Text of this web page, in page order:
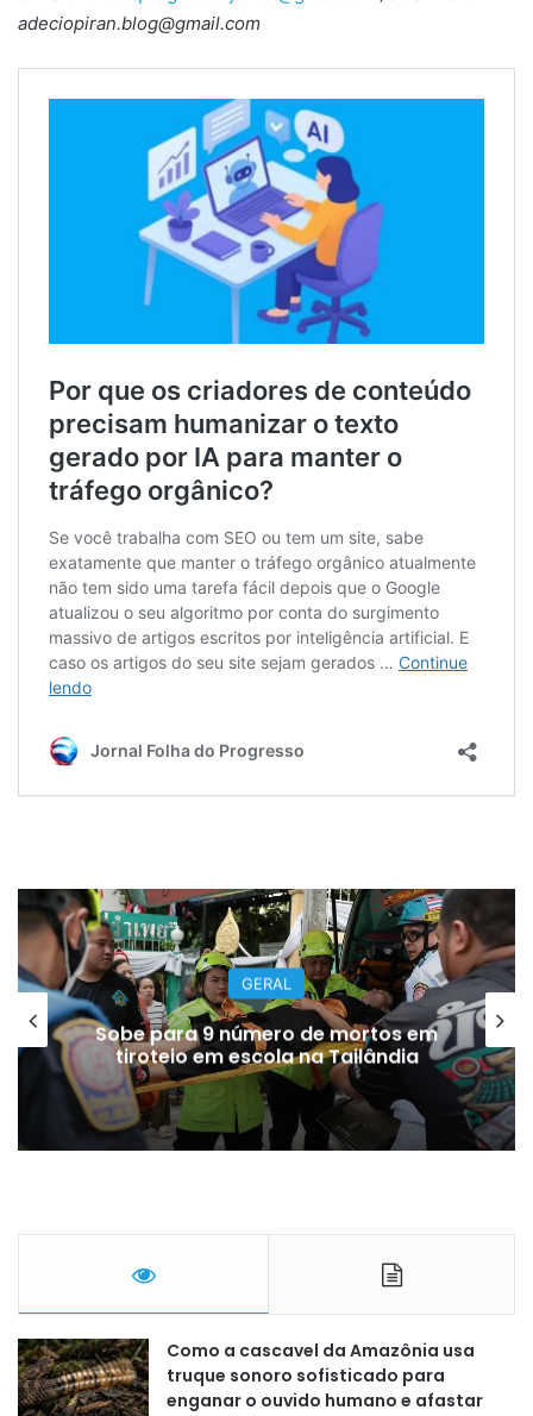
adeciopiran.blog@gmail.com
GERAL
Sobe para 9 número de mortos em
tiroteio em escola na Tailândia
Como a cascavel da Amazônia usa
truque sonoro sofisticado para
enganar o ouvido humano e afastar